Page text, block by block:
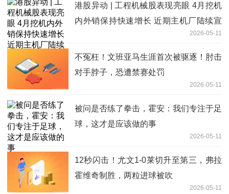
港股异动 | 工程机械股表现亮眼 4月挖机
内外销保持快速增长 近期主机厂陆续宣
2026-05-11
不冤枉！文班亚马生涯首次被驱逐！肘击
对手脖子，恐遭禁赛处罚
2026-05-11
被问是否练了拳击，霍安：我们专注于足
球，这才是应该做的事
2026-05-11
12秒闪击！尤文1-0莱切升至第三，弗拉
霍维奇制胜，两粒进球被吹
2026-05-11